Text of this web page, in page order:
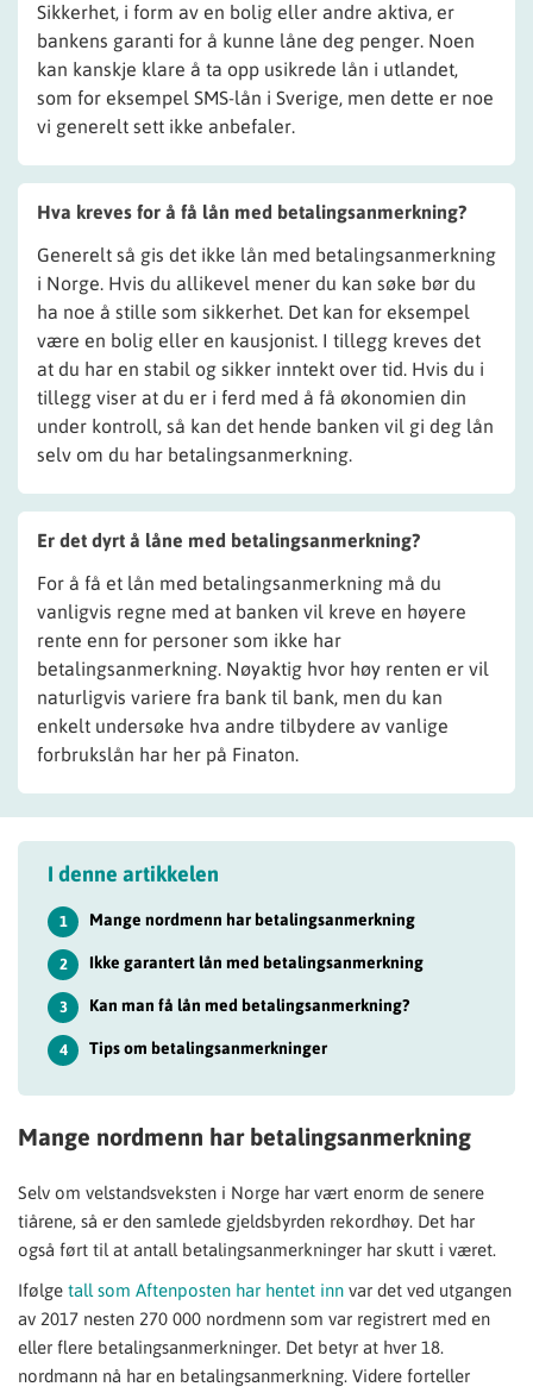
Sikkerhet, i form av en bolig eller andre aktiva, er
bankens garanti for å kunne låne deg penger. Noen
kan kanskje klare å ta opp usikrede lån i utlandet,
som for eksempel SMS-lån i Sverige, men dette er noe
vi generelt sett ikke anbefaler.
Hva kreves for å få lån med betalingsanmerkning?
Generelt så gis det ikke lån med betalingsanmerkning
i Norge. Hvis du allikevel mener du kan søke bør du
ha noe å stille som sikkerhet. Det kan for eksempel
være en bolig eller en kausjonist. I tillegg kreves det
at du har en stabil og sikker inntekt over tid. Hvis du i
tillegg viser at du er i ferd med å få økonomien din
under kontroll, så kan det hende banken vil gi deg lån
selv om du har betalingsanmerkning.
Er det dyrt å låne med betalingsanmerkning?
For å få et lån med betalingsanmerkning må du
vanligvis regne med at banken vil kreve en høyere
rente enn for personer som ikke har
betalingsanmerkning. Nøyaktig hvor høy renten er vil
naturligvis variere fra bank til bank, men du kan
enkelt undersøke hva andre tilbydere av vanlige
forbrukslån har her på Finaton.
I denne artikkelen
1 Mange nordmenn har betalingsanmerkning
2 Ikke garantert lån med betalingsanmerkning
3 Kan man få lån med betalingsanmerkning?
4 Tips om betalingsanmerkninger
Mange nordmenn har betalingsanmerkning
Selv om velstandsveksten i Norge har vært enorm de senere
tiårene, så er den samlede gjeldsbyrden rekordhøy. Det har
også ført til at antall betalingsanmerkninger har skutt i været.
Ifølge tall som Aftenposten har hentet inn var det ved utgangen
av 2017 nesten 270 000 nordmenn som var registrert med en
eller flere betalingsanmerkninger. Det betyr at hver 18.
nordmann nå har en betalingsanmerkning. Videre forteller